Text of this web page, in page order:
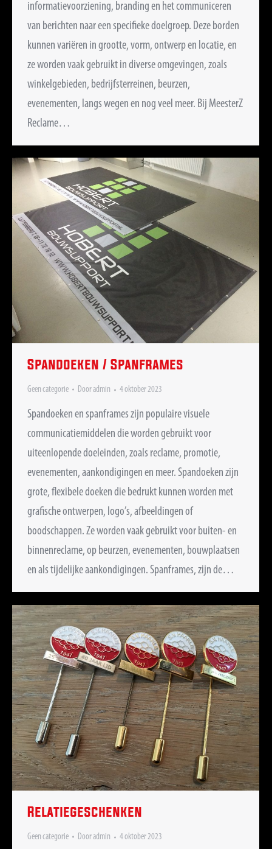
informatievoorziening, branding en het communiceren
van berichten naar een specifieke doelgroep. Deze borden
kunnen variëren in grootte, vorm, ontwerp en locatie, en
ze worden vaak gebruikt in diverse omgevingen, zoals
winkelgebieden, bedrijfsterreinen, beurzen,
evenementen, langs wegen en nog veel meer. Bij MeesterZ
Reclame…
Spandoeken / Spanframes
Geen categorie Dooradmin 4 oktober 2023
Spandoeken en spanframes zijn populaire visuele
communicatiemiddelen die worden gebruikt voor
uiteenlopende doeleinden, zoals reclame, promotie,
evenementen, aankondigingen en meer. Spandoeken zijn
grote, flexibele doeken die bedrukt kunnen worden met
grafische ontwerpen, logo’s, afbeeldingen of
boodschappen. Ze worden vaak gebruikt voor buiten- en
binnenreclame, op beurzen, evenementen, bouwplaatsen
en als tijdelijke aankondigingen. Spanframes, zijn de…
Relatiegeschenken
Geen categorie Dooradmin 4 oktober 2023